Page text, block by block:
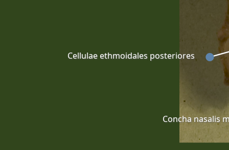
Cellulae ethmoidales posteriores
Concha nasalis